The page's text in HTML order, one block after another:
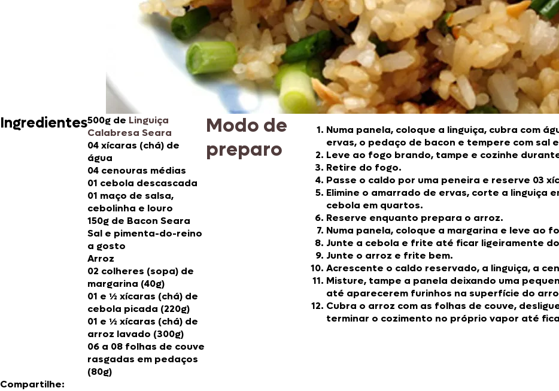
Ingredientes500g de Linguiça
Calabresa Seara
04 xícaras (chá) de
água
04 cenouras médias
01 cebola descascada
01 maço de salsa,
cebolinha e louro
150g de Bacon Seara
Sal e pimenta-do-reino
a gosto
Arroz
02 colheres (sopa) de
margarina (40g)
01 e ½ xícaras (chá) de
cebola picada (220g)
01 e ½ xícaras (chá) de
arroz lavado (300g)
06 a 08 folhas de couve
rasgadas em pedaços
(80g)
Modo de
preparo
Numa panela, coloque a linguiça, cubra com
ervas, o pedaço de bacon e tempere com sal
Leve ao fogo brando, tampe e cozinhe
Retire do fogo.
Passe o caldo por uma peneira e reserve 03
Elimine o amarrado de ervas, corte a linguiça
cebola em quartos.
Reserve enquanto prepara o arroz.
Numa panela, coloque a margarina e leve ao
Junte a cebola e frite até ficar ligeiramente
Junte o arroz e frite bem.
Acrescente o caldo reservado, a linguiça, a
Misture, tampe a panela deixando uma
até aparecerem furinhos na superfície do
Cubra o arroz com as folhas de couve,
terminar o cozimento no próprio vapor até
Compartilhe: